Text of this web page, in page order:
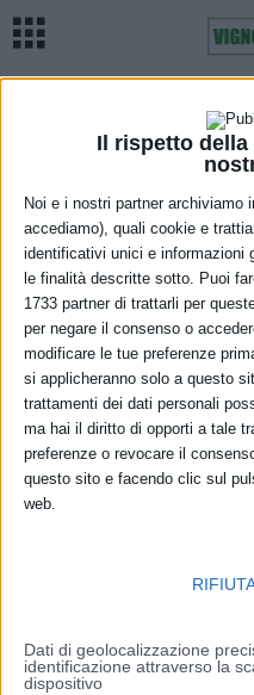
Il rispetto della
Noi e i nostri partner archiviamo
accediamo), quali cookie e
identificativi unici e informazioni
le finalità descritte sotto. Puoi
1733 partner di trattarli per
per negare il consenso o
modificare le tue preferenze
si applicheranno solo a questo
trattamenti dei dati personali
ma hai il diritto di opporti a tale
preferenze o revocare il
questo sito e facendo clic sul
web.
Dati di geolocalizzazione
identificazione attraverso la
dispositivo
Home Castelnuovo Rangone Auto
Auto fuori strada
un giovane
21 Agosto 2021
Questa mattina intorno alle
(SP17), un giovane 21enne di
una Fiat Panda, giunto
21enne pure lui di
dove tutt’ora il ragazzo è
conducente che un altro